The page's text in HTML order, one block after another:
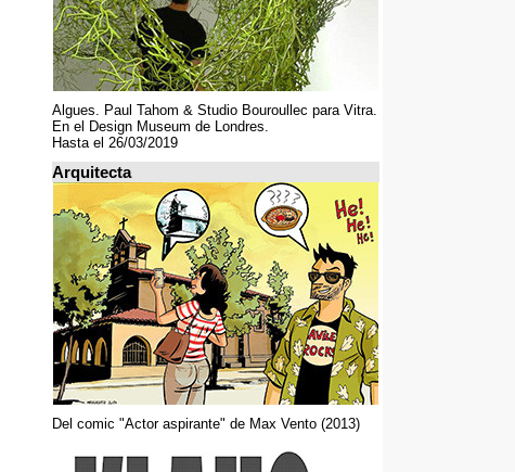
Algues. Paul Tahom & Studio Bouroullec para Vitra.
En el Design Museum de Londres.
Hasta el 26/03/2019
Arquitecta
Del comic "Actor aspirante" de Max Vento (2013)